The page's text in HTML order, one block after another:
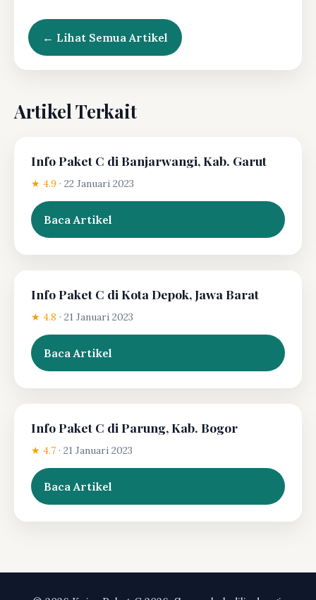
← Lihat Semua Artikel
Artikel Terkait
Info Paket C di Banjarwangi, Kab. Garut
★ 4.9 · 22 Januari 2023
Baca Artikel
Info Paket C di Kota Depok, Jawa Barat
★ 4.8 · 21 Januari 2023
Baca Artikel
Info Paket C di Parung, Kab. Bogor
★ 4.7 · 21 Januari 2023
Baca Artikel